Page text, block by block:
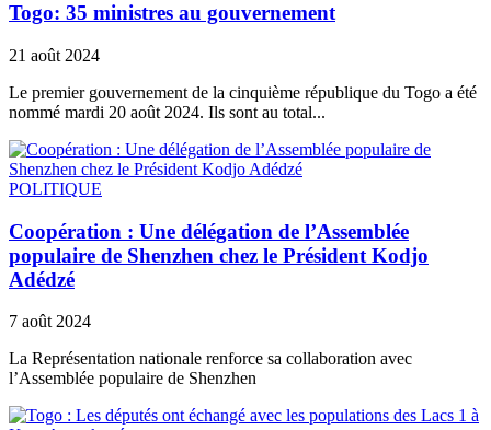
Togo: 35 ministres au gouvernement
21 août 2024
Le premier gouvernement de la cinquième république du Togo a été
nommé mardi 20 août 2024. Ils sont au total...
POLITIQUE
Coopération : Une délégation de l’Assemblée
populaire de Shenzhen chez le Président Kodjo
Adédzé
7 août 2024
La Représentation nationale renforce sa collaboration avec
l’Assemblée populaire de Shenzhen